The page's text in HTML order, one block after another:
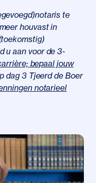
te
houvast in
u aan voor de 3-
bepaal jouw
dag 3 Tjeerd de Boer
notarieel